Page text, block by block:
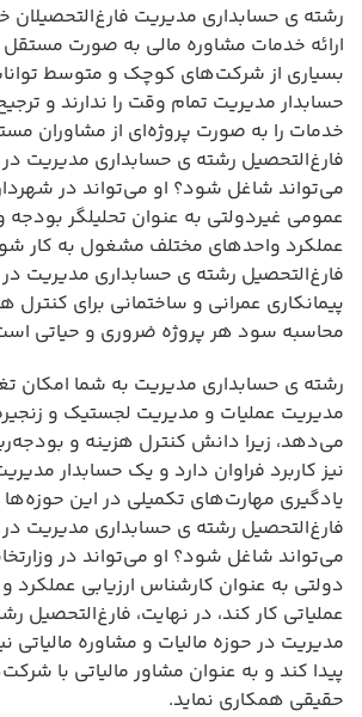
رشته ی حسابداری مدیریت فارغ‌التحصیلان
ارائه خدمات مشاوره مالی به صورت مستقل
بسیاری از شرکت‌های کوچک و متوسط
حسابدار مدیریت تمام وقت را ندارند و
خدمات را به صورت پروژه‌ای از مشاوران
فارغ‌التحصیل رشته ی حسابداری مدیریت
می‌تواند شاغل شود؟ او می‌تواند در
عمومی غیردولتی به عنوان تحلیلگر بودجه
عملکرد واحدهای مختلف مشغول به کار
فارغ‌التحصیل رشته ی حسابداری مدیریت
پیمانکاری عمرانی و ساختمانی برای کنترل
محاسبه سود هر پروژه ضروری و حیاتی
رشته ی حسابداری مدیریت به شما امکان
مدیریت عملیات و مدیریت لجستیک و زنجیره
می‌دهد، زیرا دانش کنترل هزینه و
نیز کاربرد فراوان دارد و یک حسابدار
یادگیری مهارت‌های تکمیلی در این حوزه‌ها
فارغ‌التحصیل رشته ی حسابداری مدیریت
می‌تواند شاغل شود؟ او می‌تواند در
دولتی به عنوان کارشناس ارزیابی عملکرد
عملیاتی کار کند، در نهایت، فارغ‌التحصیل
مدیریت در حوزه مالیات و مشاوره
پیدا کند و به عنوان مشاور مالیاتی با
حقیقی همکاری نماید.